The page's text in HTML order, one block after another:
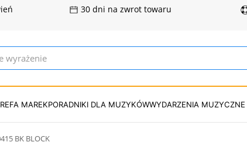
30 dni na zwrot towaru
MAREKPORADNIKI DLA MUZYKÓWWYDARZENIA MUZYCZNE
BK BLOCK